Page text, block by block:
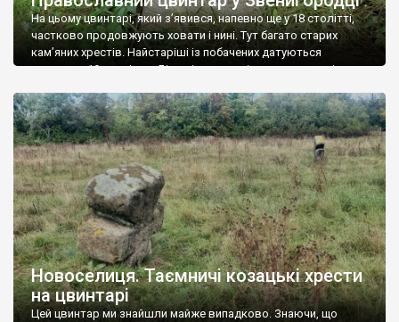
На цьому цвинтарі, який з’явився, напевно ще у 18 столітті,
частково продовжують ховати і нині. Тут багато старих
кам’яних хрестів. Найстаріші із побачених датуються
початком 19 століття. Більшість хрестів мають тамплієрську
Новоселиця. Таємничі козацькі хрести
на цвинтарі
Цей цвинтар ми знайшли майже випадково. Знаючи, що